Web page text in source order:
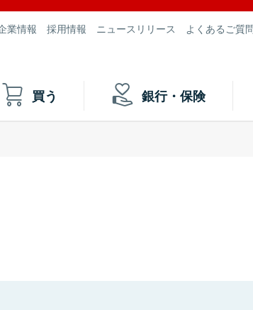
業情報 採用情報 ニュースリリース よくあるご質
買う 銀行・保険